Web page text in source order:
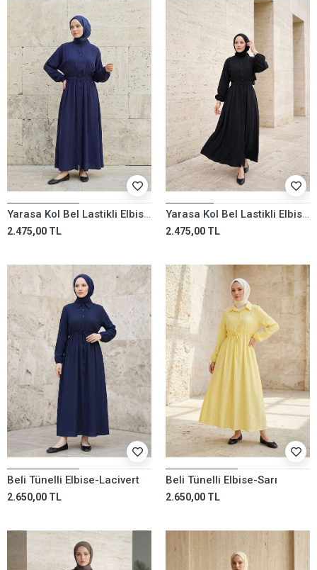
Yarasa Kol Bel Lastikli Elbise-Lacivert
2.475,00 TL
Yarasa Kol Bel Lastikli Elbise-Siyah
2.475,00 TL
Beli Tünelli Elbise-Lacivert
2.650,00 TL
Beli Tünelli Elbise-Sarı
2.650,00 TL